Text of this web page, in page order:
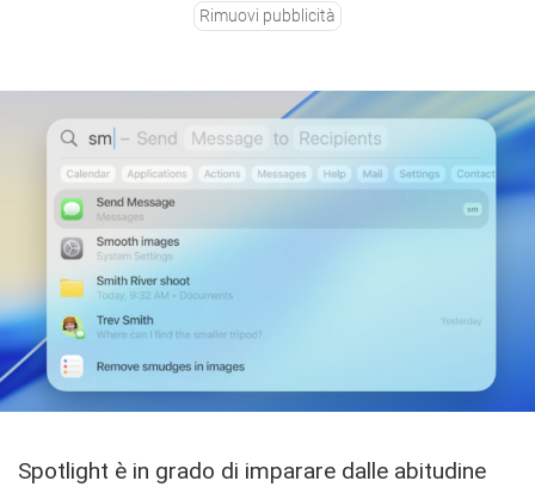
Rimuovi pubblicità
Spotlight è in grado di imparare dalle abitudine